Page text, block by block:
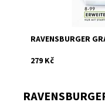
RAVENSBURGER
279 Kč